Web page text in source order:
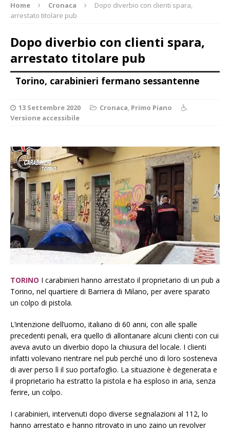
Home Cronaca
Dopo diverbio con clienti spara,
arrestato titolare pub
Dopo diverbio con clienti spara,
arrestato titolare pub
Torino, carabinieri fermano sessantenne
13 Settembre 2020 Cronaca, Primo Piano
Versione accessibile
TORINO I carabinieri hanno arrestato il proprietario di un pub a
Torino, nel quartiere di Barriera di Milano, per avere sparato
un colpo di pistola.
L’intenzione dell’uomo, italiano di 60 anni, con alle spalle
precedenti penali, era quello di allontanare alcuni clienti con cui
aveva avuto un diverbio dopo la chiusura del locale. I clienti
infatti volevano rientrare nel pub perché uno di loro sosteneva
di aver perso lì il suo portafoglio. La situazione è degenerata e
il proprietario ha estratto la pistola e ha esploso in aria, senza
ferire, un colpo.
I carabinieri, intervenuti dopo diverse segnalazioni al 112, lo
hanno arrestato e hanno ritrovato in uno zaino un revolver